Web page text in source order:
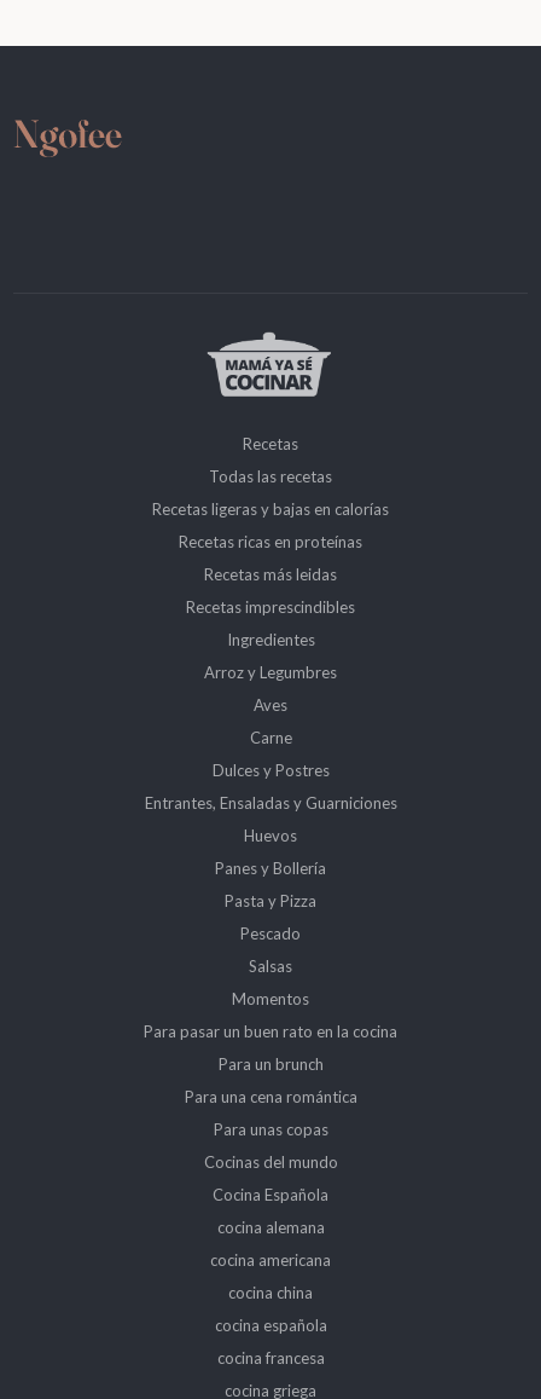
Recetas
Todas las recetas
Recetas ligeras y bajas en calorías
Recetas ricas en proteínas
Recetas más leidas
Recetas imprescindibles
Ingredientes
Arroz y Legumbres
Aves
Carne
Dulces y Postres
Entrantes, Ensaladas y Guarniciones
Huevos
Panes y Bollería
Pasta y Pizza
Pescado
Salsas
Momentos
Para pasar un buen rato en la cocina
Para un brunch
Para una cena romántica
Para unas copas
Cocinas del mundo
Cocina Española
cocina alemana
cocina americana
cocina china
cocina española
cocina francesa
cocina griega